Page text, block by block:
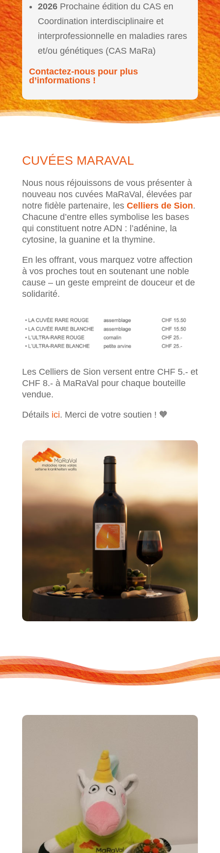
2026 Prochaine édition du CAS en
Coordination interdisciplinaire et
interprofessionnelle en maladies rares
et/ou génétiques (CAS MaRa)
Contactez-nous pour plus
d’informations !
CUVÉES MARAVAL
Nous nous réjouissons de vous présenter à
nouveau nos cuvées MaRaVal, élevées par
notre fidèle partenaire, les Celliers de Sion.
Chacune d’entre elles symbolise les bases
qui constituent notre ADN : l’adénine, la
cytosine, la guanine et la thymine.
En les offrant, vous marquez votre affection
à vos proches tout en soutenant une noble
cause – un geste empreint de douceur et de
solidarité.
Les Celliers de Sion versent entre CHF 5.- et
CHF 8.- à MaRaVal pour chaque bouteille
vendue.
Détails ici. Merci de votre soutien ! 🧡